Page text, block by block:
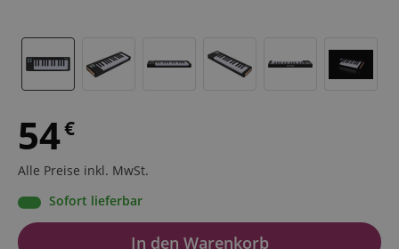
54€
Alle Preise inkl. MwSt.
Sofort lieferbar
In den Warenkorb